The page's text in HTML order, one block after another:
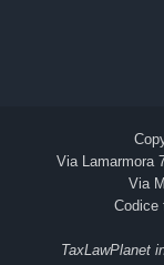
Via Lamarmora
Via
Codice
TaxLawPlanet